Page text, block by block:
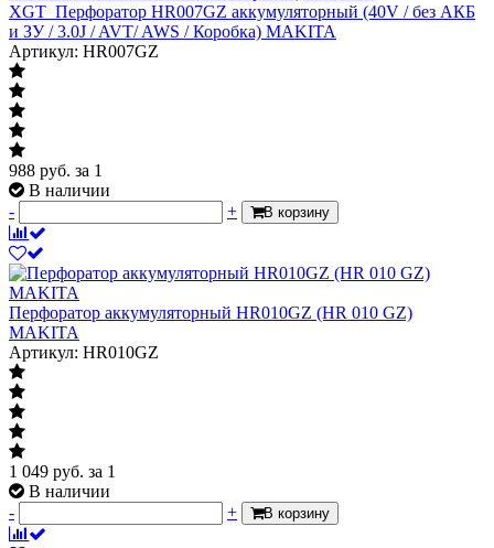
XGT_Перфоратор HR007GZ аккумуляторный (40V / без АКБ
и ЗУ / 3.0J / AVT/ AWS / Коробка) MAKITA
Артикул: HR007GZ
988 руб. за 1
В наличии
-
+ В корзину
Перфоратор аккумуляторный HR010GZ (HR 010 GZ)
MAKITA
Артикул: HR010GZ
1 049 руб. за 1
В наличии
-
+ В корзину